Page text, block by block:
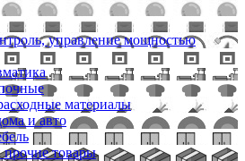
управление мощностью
материалы
и авто
товары